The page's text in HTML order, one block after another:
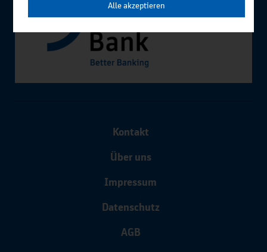
Kontakt
Über uns
Impressum
Datenschutz
AGB
Alle akzeptieren